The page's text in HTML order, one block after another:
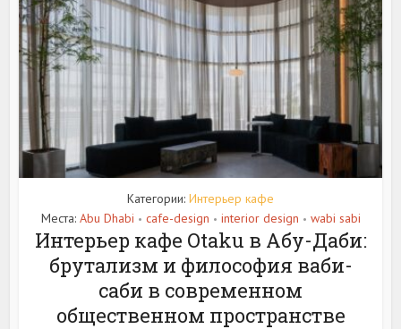
Категории: Интерьер кафе
Места: Abu Dhabi • cafe-design • interior design • wabi sabi
Интерьер кафе Otaku в Абу-Даби:
брутализм и философия ваби-
саби в современном
общественном пространстве